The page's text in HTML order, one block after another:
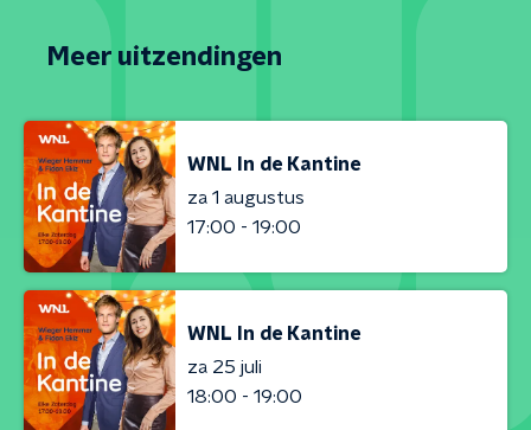
Meer uitzendingen
WNL In de Kantine
za 1 augustus
17:00 - 19:00
WNL In de Kantine
za 25 juli
18:00 - 19:00